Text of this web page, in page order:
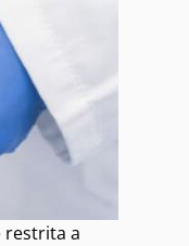
restrita a